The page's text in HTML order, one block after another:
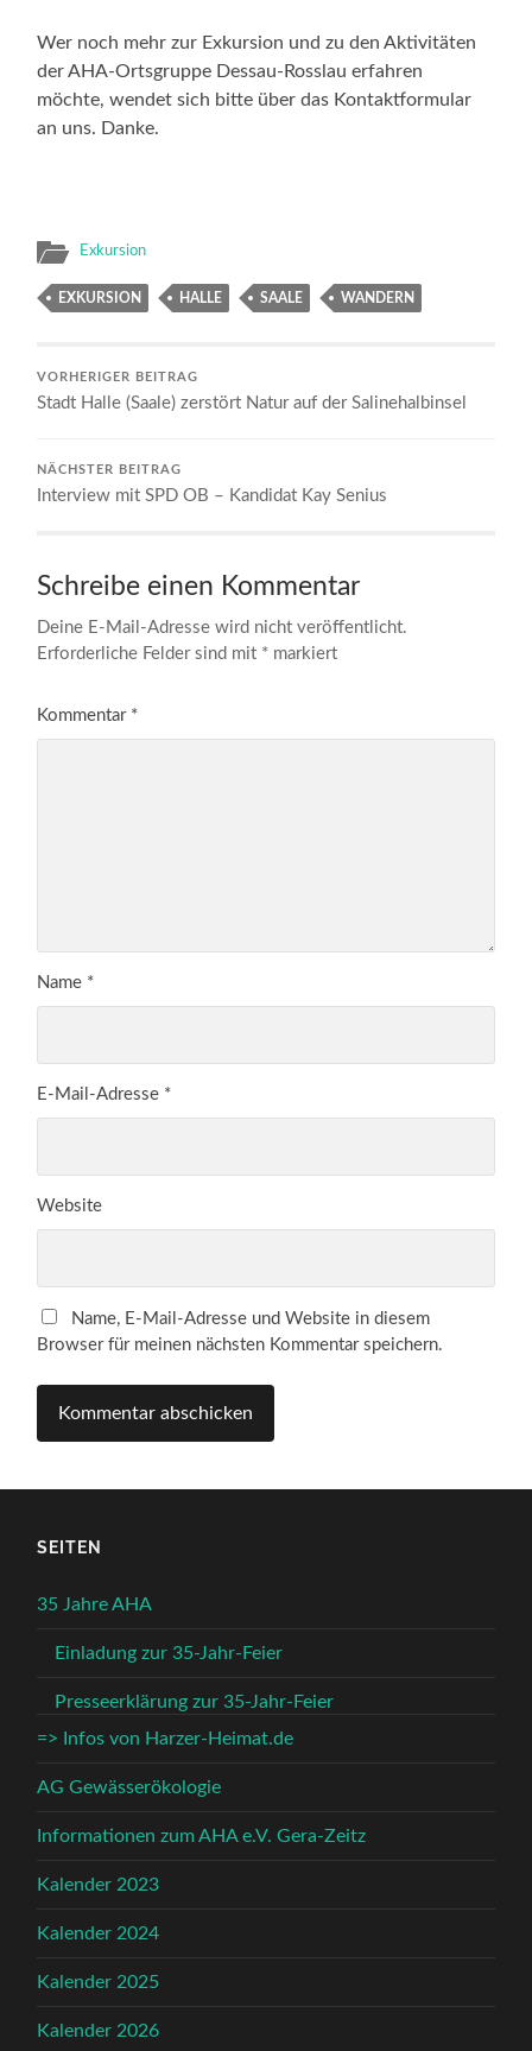
Wer noch mehr zur Exkursion und zu den Aktivitäten
der AHA-Ortsgruppe Dessau-Rosslau erfahren
möchte, wendet sich bitte über das Kontaktformular
an uns. Danke.
Exkursion
EXKURSION HALLE SAALE WANDERN
VORHERIGER BEITRAG
Stadt Halle (Saale) zerstört Natur auf der Salinehalbinsel
NÄCHSTER BEITRAG
Interview mit SPD OB – Kandidat Kay Senius
Schreibe einen Kommentar
Deine E-Mail-Adresse wird nicht veröffentlicht.
Erforderliche Felder sind mit * markiert
Kommentar *
Name *
E-Mail-Adresse *
Website
Name, E-Mail-Adresse und Website in diesem
Browser für meinen nächsten Kommentar speichern.
SEITEN
35 Jahre AHA
Einladung zur 35-Jahr-Feier
Presseerklärung zur 35-Jahr-Feier
=> Infos von Harzer-Heimat.de
AG Gewässerökologie
Informationen zum AHA e.V. Gera-Zeitz
Kalender 2023
Kalender 2024
Kalender 2025
Kalender 2026